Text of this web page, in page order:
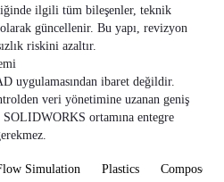
ilgili tüm bileşenler, teknik
güncellenir. Bu yapı, revizyon
riskini azaltır.
uygulamasından ibaret değildir.
veri yönetimine uzanan geniş
ortamına entegre
Simulation Plastics Composer